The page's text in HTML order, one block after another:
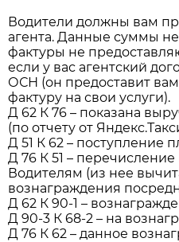
Водители должны вам
агента. Данные суммы
фактуры не
если у вас агентский
ОСН (он предоставит вам
фактуру на свои услуги).
Д 62 К 76 – показана
(по отчету от
Д 51 К 62 – поступление
Д 76 К 51 –
Водителям (из нее
вознаграждения
Д 62 К 90-1 –
Д 90-3 К 68-2 – на
Д 76 К 62 – данное